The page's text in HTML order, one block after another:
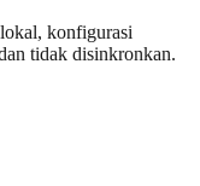
konfigurasi
tidak disinkronkan.